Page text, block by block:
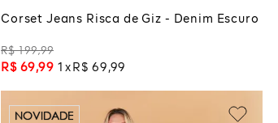
Corset Jeans Risca de Giz - Denim Escuro
R$ 199,99
R$ 69,99 1 R$ 69 ,99
NOVIDADE